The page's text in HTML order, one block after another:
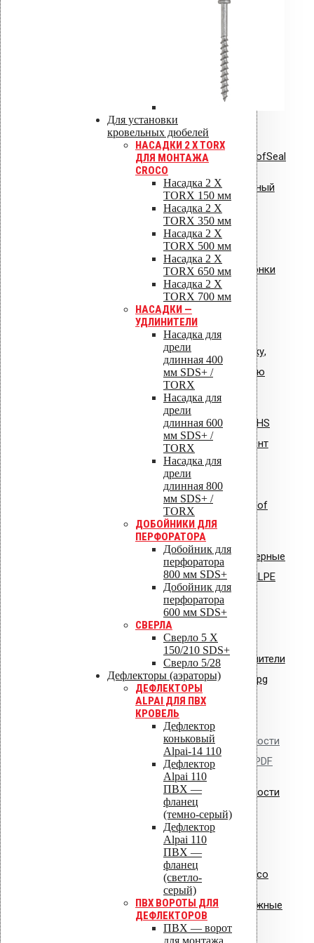
Для установки
кровельных дюбелей
НАСАДКИ 2 X TORX
ДЛЯ МОНТАЖА
CROCO
Насадка 2 X
TORX 150 мм
Насадка 2 X
TORX 350 мм
Насадка 2 X
TORX 500 мм
Насадка 2 X
TORX 650 мм
Насадка 2 X
TORX 700 мм
НАСАДКИ —
УДЛИНИТЕЛИ
Насадка для
дрели
длинная 400
мм SDS+ /
TORX
Насадка для
дрели
длинная 600
мм SDS+ /
TORX
Насадка для
дрели
длинная 800
мм SDS+ /
TORX
ДОБОЙНИКИ ДЛЯ
ПЕРФОРАТОРА
Добойник для
перфоратора
800 мм SDS+
Добойник для
перфоратора
600 мм SDS+
СВЕРЛА
Сверло 5 X
150/210 SDS+
Сверло 5/28
Дефлекторы (аэраторы)
ДЕФЛЕКТОРЫ
ALPAI ДЛЯ ПВХ
КРОВЕЛЬ
Дефлектор
коньковый
Alpai-14 110
Дефлектор
Alpai 110
ПВХ —
фланец
(темно-серый)
Дефлектор
Alpai 110
ПВХ —
фланец
(светло-
серый)
ПВХ ВОРОТЫ ДЛЯ
ДЕФЛЕКТОРОВ
ПВХ — ворот
для монтажа
Инструкции по монтажу
Технические паспорта
Инструкция по монтажу VILPE RoofSeal
Инструкция: Vilpe Velco плиточный
вентиль.pdf
Инструкция: водосточные воронки
Vilpe AM
Общая инструкция по монтажу,
эксплуатации и обслуживанию
VIPLE.pdf
Инструкция по монтажу: Vilpe HS
Huopa/State проходной элемент
Инструкция по монтажу: Uniroof
кровельный люк
Сертификат соответствия: полимерные
стояки и водостоки системы VILPE
Сертификат соответствия:
вентиляторы типа VILPE.pdf
Сертификат соответствия: уплотнители
кровельные из EPDM резины.jpg
Сертификат пожарной безопасности
на изделия из полипропилена.PDF
Сертификат пожарной безопасности
на уплотнители из резины
Сертификат соответствия Croco
Сертификат соответствия: крепежные
элементы